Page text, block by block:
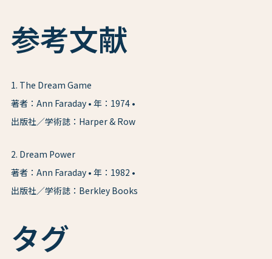
参考文献
1. The Dream Game
著者：Ann Faraday 年：1974
出版社／学術誌：Harper & Row
2. Dream Power
著者：Ann Faraday 年：1982
出版社／学術誌：Berkley Books
タグ